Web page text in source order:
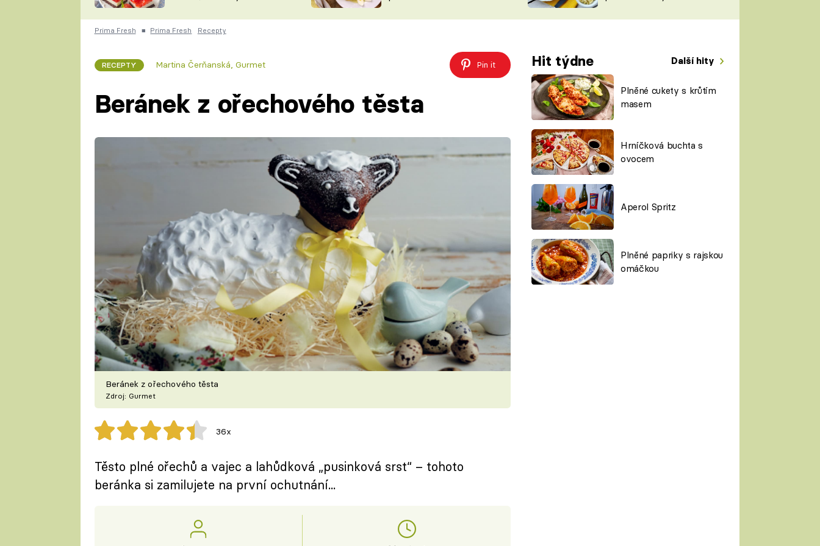
ČESKO NA TALÍŘI
KUCHAŘKA
VYCHYTÁVKY
ŠÉFREDAKTORKY
ČASOPIS
Prima Fresh ■ Prima Fresh Recepty
RECEPTY Martina Čerňanská Gurmet Pin it Hit týdne Další hity
Plněné cukety s krůtím
masem
Hrníčková buchta s
ovocem
Aperol Spritz
Plněné papriky s rajskou
omáčkou
Beránek z ořechového těsta
Beránek z ořechového těsta
Zdroj: Gurmet
36x
Těsto plné ořechů a vajec a lahůdková „pusinková srst“ – tohoto
beránka si zamilujete na první ochutnání...